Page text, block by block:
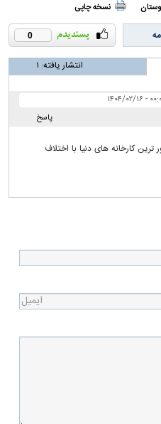
نسخه چاپی
0
انتشار یافته: ۱
۰۲/۱۶
پاسخ
ترین کارخانه های دنیا با اختلاف